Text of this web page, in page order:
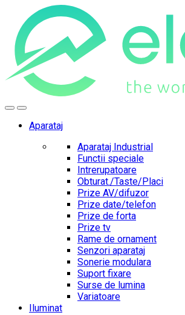
navigation
content
Aparataj
Aparataj Industrial
Functii speciale
Intrerupatoare
Obturat./Taste/Placi
Prize AV/difuzor
Prize date/telefon
Prize de forta
Prize tv
Rame de ornament
Senzori aparataj
Sonerie modulara
Suport fixare
Surse de lumina
Variatoare
Iluminat